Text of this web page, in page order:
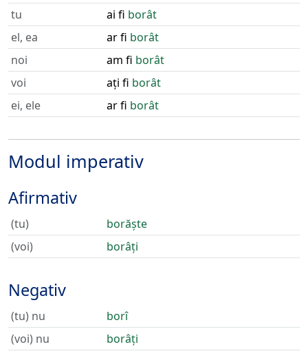
tu
ai fi borât
el, ea
ar fi borât
noi
am fi borât
voi
ați fi borât
ei, ele
ar fi borât
Modul imperativ
Afirmativ
(tu)
borăște
(voi)
borâți
Negativ
(tu) nu
borî
(voi) nu
borâți